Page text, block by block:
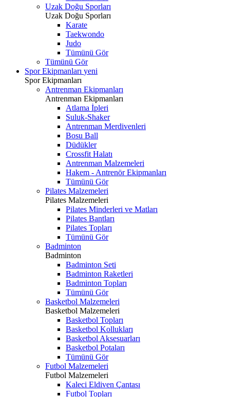
Uzak Doğu Sporları
Uzak Doğu Sporları
Karate
Taekwondo
Judo
Tümünü Gör
Tümünü Gör
Spor Ekipmanları yeni
Spor Ekipmanları
Antrenman Ekipmanları
Antrenman Ekipmanları
Atlama İpleri
Suluk-Shaker
Antrenman Merdivenleri
Bosu Ball
Düdükler
Crossfit Halatı
Antrenman Malzemeleri
Hakem - Antrenör Ekipmanları
Tümünü Gör
Pilates Malzemeleri
Pilates Malzemeleri
Pilates Minderleri ve Matları
Pilates Bantları
Pilates Topları
Tümünü Gör
Badminton
Badminton
Badminton Seti
Badminton Raketleri
Badminton Topları
Tümünü Gör
Basketbol Malzemeleri
Basketbol Malzemeleri
Basketbol Topları
Basketbol Kollukları
Basketbol Aksesuarları
Basketbol Potaları
Tümünü Gör
Futbol Malzemeleri
Futbol Malzemeleri
Kaleci Eldiven Çantası
Futbol Topları